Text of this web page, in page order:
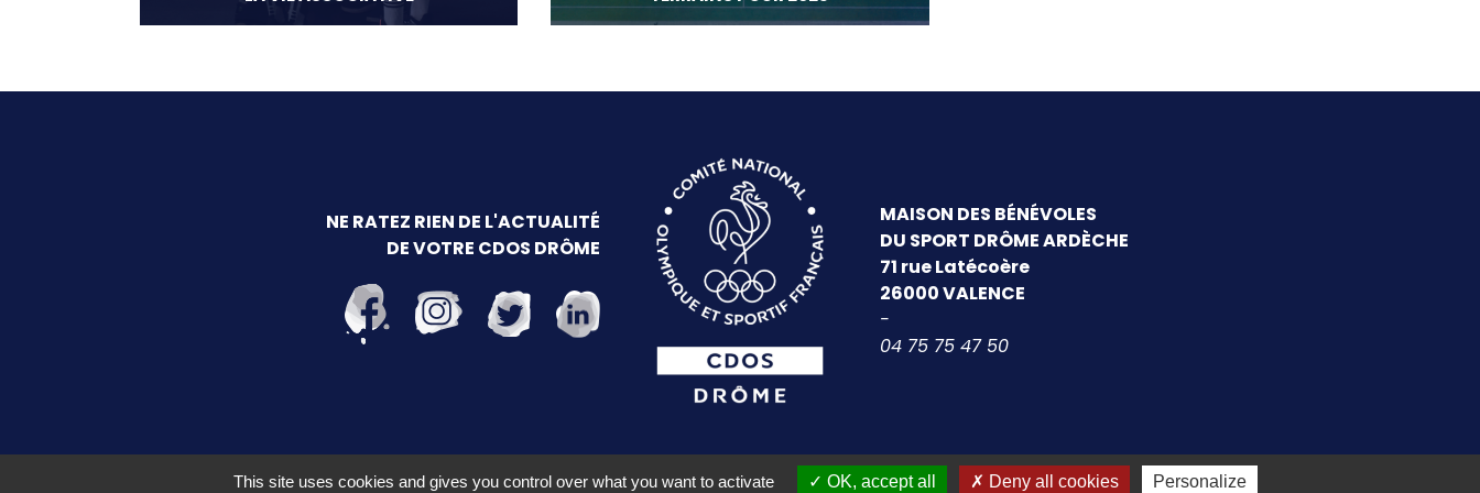
Ressources pédagogiques
Fiches Conseils
NE RATEZ RIEN DE L'ACTUALITÉ
DE VOTRE CDOS DRÔME
MAISON DES BÉNÉVOLES
DU SPORT DRÔME ARDÈCHE
71 rue Latécoère
26000 VALENCE
-
04 75 75 47 50
This site uses cookies and gives you control over what you want to activate OK, accept all Deny all cookies Personalize